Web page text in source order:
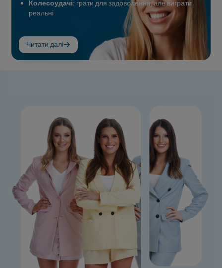
Колесоудачі: грати для задоволення, але виграти
реальні
Читати далі